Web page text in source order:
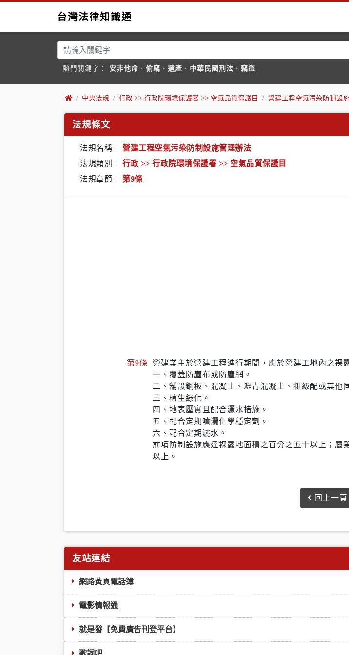
台灣法律知識通
熱門關鍵字： 安非他命 、 偷竊 、 遺產 、 中華民國刑法 、 竊盜
中央法規 行政 >> 行政院環境保護署 >> 空氣品質保護目 營建工程空氣污染防制設
法規條文
法規名稱：
營建工程空氣污染防制設施管理辦法
法規類別：
行政 >> 行政院環境保護署 >> 空氣品質保護目
法規章節：
第9條
第9條
營建業主於營建工程進行期間，應於營建工地內之裸
一、覆蓋防塵布或防塵網。
二、舖設鋼板、混凝土、瀝青混凝土、粗級配或其他
三、植生綠化。
四、地表壓實且配合灑水措施。
五、配合定期噴灑化學穩定劑。
六、配合定期灑水。
前項防制設施應達裸露地面積之百分之五十以上；屬
以上。
回上一頁
友站連結
網路黃頁電話簿
電影情報通
就是發【免費廣告刊登平台】
歌詞吧